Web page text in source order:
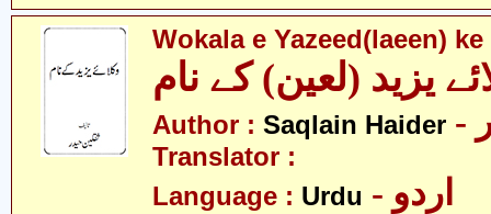
Wokala e Yazeed(laeen) ke
یزید (لعین) کے نام
Author : Saqlain Haider
Translator :
Language : Urdu - اردو